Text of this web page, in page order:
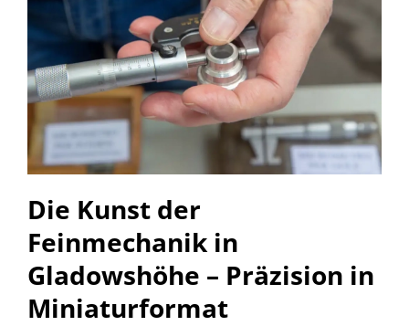
Die Kunst der
Feinmechanik in
Gladowshöhe – Präzision in
Miniaturformat